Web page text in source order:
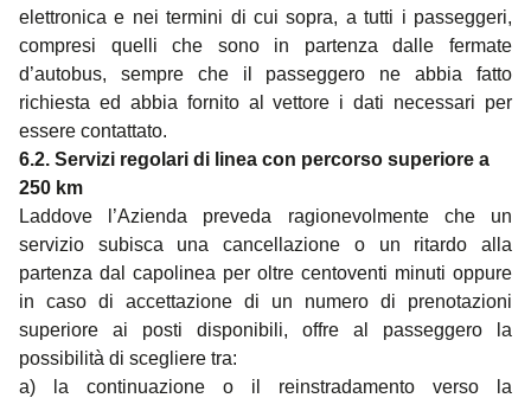
elettronica e nei termini di cui sopra, a tutti i passeggeri,
compresi quelli che sono in partenza dalle fermate
d’autobus, sempre che il passeggero ne abbia fatto
richiesta ed abbia fornito al vettore i dati necessari per
essere contattato.
6.2. Servizi regolari di linea con percorso superiore a
250 km
Laddove l’Azienda preveda ragionevolmente che un
servizio subisca una cancellazione o un ritardo alla
partenza dal capolinea per oltre centoventi minuti oppure
in caso di accettazione di un numero di prenotazioni
superiore ai posti disponibili, offre al passeggero la
possibilità di scegliere tra:
a) la continuazione o il reinstradamento verso la